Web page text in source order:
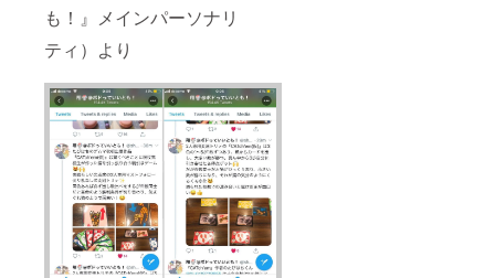
も！』メインパーソナリ
ティ）より